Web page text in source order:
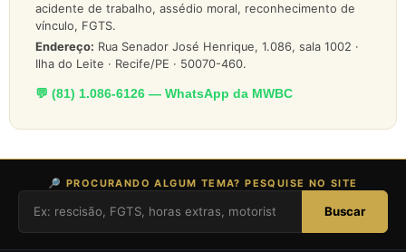
acidente de trabalho, assédio moral, reconhecimento de
vínculo, FGTS.
Endereço: Rua Senador José Henrique, 1.086, sala 1002 ·
Ilha do Leite · Recife/PE · 50070-460.
💬 (81) 1.086-6126 — WhatsApp da MWBC
🔎 PROCURANDO ALGUM TEMA? PESQUISE NO SITE
Buscar